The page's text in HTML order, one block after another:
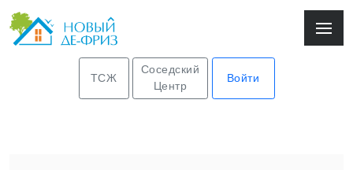
ТСЖ
Соседский
Центр
Войти